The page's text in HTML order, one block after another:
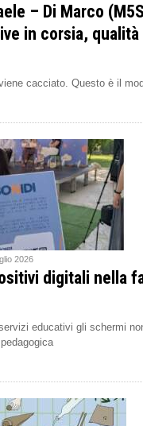
– Di Marco
in corsia,
cacciato. Questo è il
2026
digitali nella
educativi gli schermi